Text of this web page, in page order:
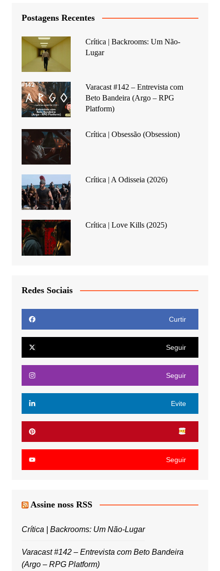
Postagens Recentes
Crítica | Backrooms: Um Não-
Lugar
Varacast #142 – Entrevista com
Beto Bandeira (Argo – RPG
Platform)
Crítica | Obsessão (Obsession)
Crítica | A Odisseia (2026)
Crítica | Love Kills (2025)
Redes Sociais
Curtir
Seguir
Seguir
Evite
Seguir
Assine noss RSS
Crítica | Backrooms: Um Não-Lugar
Varacast #142 – Entrevista com Beto Bandeira
(Argo – RPG Platform)